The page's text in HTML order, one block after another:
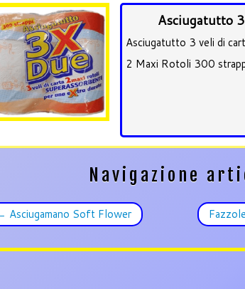
Asciugatutto
Asciugatutto 3 veli di
2 Maxi Rotoli 300
Navigazione
Asciugamano Soft Flower